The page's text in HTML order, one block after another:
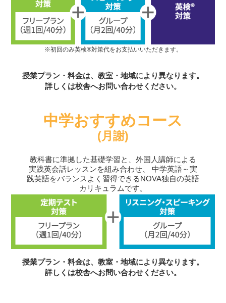
※初回のみ英検®対策代をお支払いいただきます。
授業プラン・料金は、教室・地域により異なります。
詳しくは校舎へお問い合わせください。
中学おすすめコース
(月謝)
教科書に準拠した基礎学習と、外国人講師による
実践英会話レッスンを組み合わせ、
中学英語～実
践英語をバランスよく習得できるNOVA独自の英語
カリキュラムです。
授業プラン・料金は、教室・地域により異なります。
詳しくは校舎へお問い合わせください。